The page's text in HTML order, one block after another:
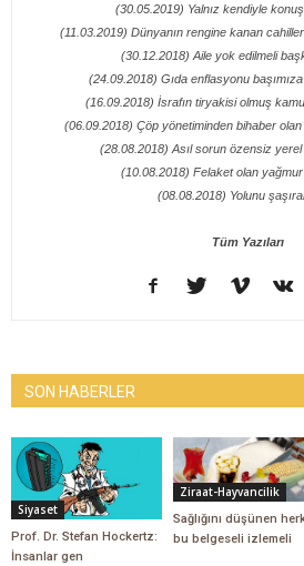
(30.05.2019) Yalnız kendiyle
(11.03.2019) Dünyanın rengine kanan
(30.12.2018) Aile yok edilmeli
(24.09.2018) Gıda enflasyonu
(16.09.2018) İsrafın tiryakisi olmuş
(06.09.2018) Çöp yönetiminden bihaber
(28.08.2018) Asıl sorun özensiz
(10.08.2018) Felaket olan
(08.08.2018) Yolunu
Tüm Yazıları
SON HABERLER
Siyaset
Prof. Dr. Stefan Hockertz:
İnsanlar gen
Ziraat-Hayvancilik
Sağlığını düşünen
bu belgeseli izlemeli